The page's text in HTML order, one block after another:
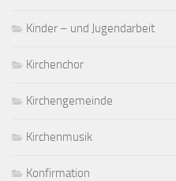
Kinder – und Jugendarbeit
Kirchenchor
Kirchengemeinde
Kirchenmusik
Konfirmation